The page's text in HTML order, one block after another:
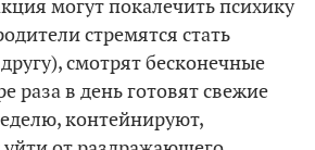
могут покалечить психику
стремятся стать
смотрят бесконечные
раза в день готовят свежие
контейнируют,